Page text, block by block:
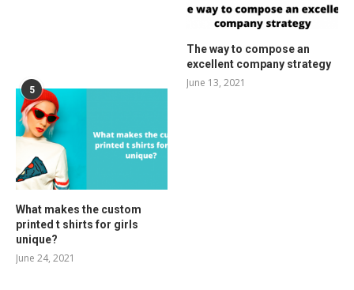
The way to compose an
excellent company strategy
June 13, 2021
5
What makes the custom
printed t shirts for girls
unique?
June 24, 2021